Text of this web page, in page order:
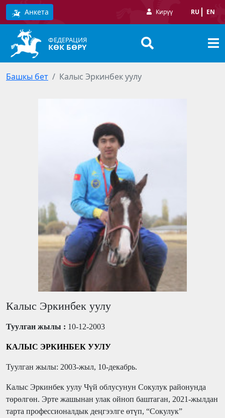
Анкета Кирүү RU EN
ФЕДЕРАЦИЯ
КӨК БӨРҮ
Башкы бет Калыс Эркинбек уулу
Калыс Эркинбек уулу
Туулган жылы : 10-12-2003
КАЛЫС ЭРКИНБЕК УУЛУ
Туулган жылы: 2003-жыл, 10-декабрь.
Калыс Эркинбек уулу Чүй облусунун Сокулук районунда
төрөлгөн. Эрте жашынан улак ойноп баштаган, 2021-жылдан
тарта профессионалдык деңгээлге өтүп, “Сокулук”